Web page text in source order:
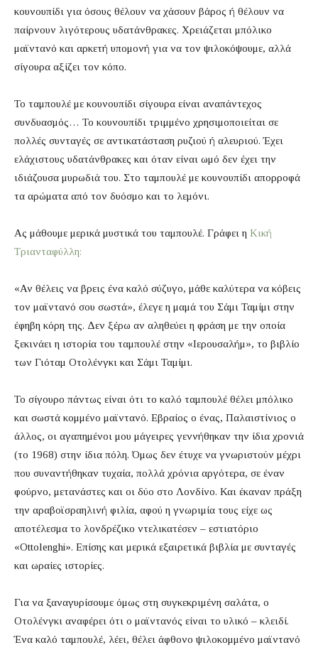
κουνουπίδι για όσους θέλουν να χάσουν βάρος ή θέλουν να
παίρνουν λιγότερους υδατάνθρακες. Χρειάζεται μπόλικο
μαϊντανό και αρκετή υπομονή για να τον ψιλοκόψουμε, αλλά
σίγουρα αξίζει τον κόπο.
Το ταμπουλέ με κουνουπίδι σίγουρα είναι αναπάντεχος
συνδυασμός… Το κουνουπίδι τριμμένο χρησιμοποιείται σε
πολλές συνταγές σε αντικατάσταση ρυζιού ή αλευριού. Έχει
ελάχιστους υδατάνθρακες και όταν είναι ωμό δεν έχει την
ιδιάζουσα μυρωδιά του. Στο ταμπουλέ με κουνουπίδι απορροφά
τα αρώματα από τον δυόσμο και το λεμόνι.
Ας μάθουμε μερικά μυστικά του ταμπουλέ. Γράφει η Κική
Τριανταφύλλη:
«Αν θέλεις να βρεις ένα καλό σύζυγο, μάθε καλύτερα να κόβεις
τον μαϊντανό σου σωστά», έλεγε η μαμά του Σάμι Ταμίμι στην
έφηβη κόρη της. Δεν ξέρω αν αληθεύει η φράση με την οποία
ξεκινάει η ιστορία του ταμπουλέ στην «Ιερουσαλήμ», το βιβλίο
των Γιόταμ Οτολένγκι και Σάμι Ταμίμι.
Το σίγουρο πάντως είναι ότι το καλό ταμπουλέ θέλει μπόλικο
και σωστά κομμένο μαϊντανό. Εβραίος ο ένας, Παλαιστίνιος ο
άλλος, οι αγαπημένοι μου μάγειρες γεννήθηκαν την ίδια χρονιά
(το 1968) στην ίδια πόλη. Όμως δεν έτυχε να γνωριστούν μέχρι
που συναντήθηκαν τυχαία, πολλά χρόνια αργότερα, σε έναν
φούρνο, μετανάστες και οι δύο στο Λονδίνο. Και έκαναν πράξη
την αραβοϊσραηλινή φιλία, αφού η γνωριμία τους είχε ως
αποτέλεσμα το λονδρέζικο ντελικατέσεν – εστιατόριο
«Ottolenghi». Επίσης και μερικά εξαιρετικά βιβλία με συνταγές
και ωραίες ιστορίες.
Για να ξαναγυρίσουμε όμως στη συγκεκριμένη σαλάτα, ο
Οτολένγκι αναφέρει ότι ο μαϊντανός είναι το υλικό – κλειδί.
Ένα καλό ταμπουλέ, λέει, θέλει άφθονο ψιλοκομμένο μαϊντανό